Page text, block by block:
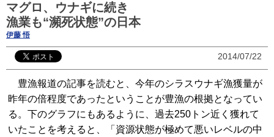
マグロ、ウナギに続き
漁業も“瀕死状態”の日本
伊藤 悟
2014/07/22
豊漁報道の記事を読むと、今年のシラスウナギ漁獲量が
昨年の倍程度であったということが豊漁の根拠となってい
る。下のグラフにもあるように、過去250トン近く獲れて
いたことを考えると、「資源状態が極めて悪いレベルの中